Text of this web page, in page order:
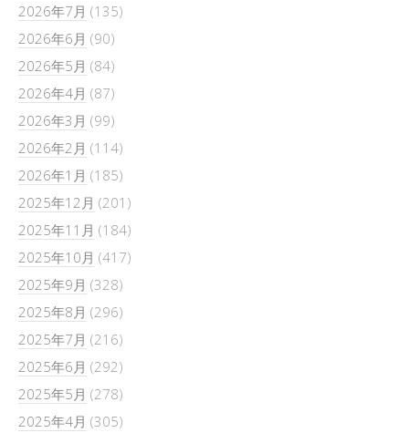
2026年7月 (135)
2026年6月 (90)
2026年5月 (84)
2026年4月 (87)
2026年3月 (99)
2026年2月 (114)
2026年1月 (185)
2025年12月 (201)
2025年11月 (184)
2025年10月 (417)
2025年9月 (328)
2025年8月 (296)
2025年7月 (216)
2025年6月 (292)
2025年5月 (278)
2025年4月 (305)